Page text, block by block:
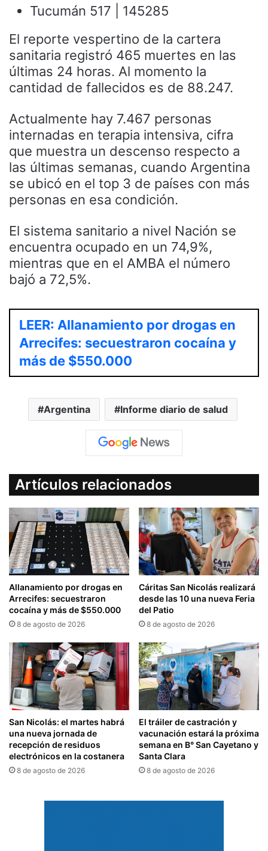
Tucumán 517 | 145285
El reporte vespertino de la cartera
sanitaria registró 465 muertes en las
últimas 24 horas. Al momento la
cantidad de fallecidos es de 88.247.
Actualmente hay 7.467 personas
internadas en terapia intensiva, cifra
que muestra un descenso respecto a
las últimas semanas, cuando Argentina
se ubicó en el top 3 de países con más
personas en esa condición.
El sistema sanitario a nivel Nación se
encuentra ocupado en un 74,9%,
mientras que en el AMBA el número
bajó a 72,5%.
LEER: Allanamiento por drogas en
Arrecifes: secuestraron cocaína y
más de $550.000
Argentina Informe diario de salud
Artículos relacionados
Allanamiento por drogas en
Arrecifes: secuestraron
cocaína y más de $550.000
8 de agosto de 2026
Cáritas San Nicolás realizará
desde las 10 una nueva Feria
del Patio
8 de agosto de 2026
San Nicolás: el martes habrá
una nueva jornada de
recepción de residuos
electrónicos en la costanera
8 de agosto de 2026
El tráiler de castración y
vacunación estará la próxima
semana en B° San Cayetano y
Santa Clara
8 de agosto de 2026